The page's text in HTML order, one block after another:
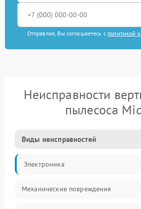
Отправляя, Вы соглашаетесь с политикой
Неисправности
пылесоса
Виды неисправностей
Электроника
Механические повреждения